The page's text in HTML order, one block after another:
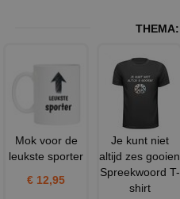
THEMA:
Mok voor de
leukste sporter
€ 12,95
Je kunt niet
altijd zes gooien
Spreekwoord T-
shirt